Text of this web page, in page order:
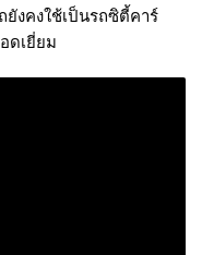
งคงใช้เป็นรถซิตี้คาร์
ดเยี่ยม